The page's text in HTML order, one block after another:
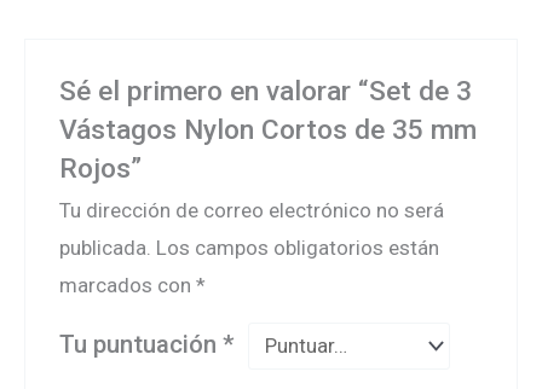
Sé el primero en valorar “Set de 3
Vástagos Nylon Cortos de 35 mm
Rojos”
Tu dirección de correo electrónico no será
publicada. Los campos obligatorios están
marcados con*
Tu puntuación*